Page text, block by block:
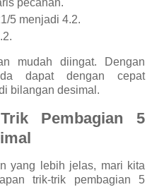
pecahan.
5 menjadi 4.2.
mudah diingat. Dengan
dapat dengan cepat
bilangan desimal.
Pembagian 5
yang lebih jelas, mari kita
trik-trik pembagian 5